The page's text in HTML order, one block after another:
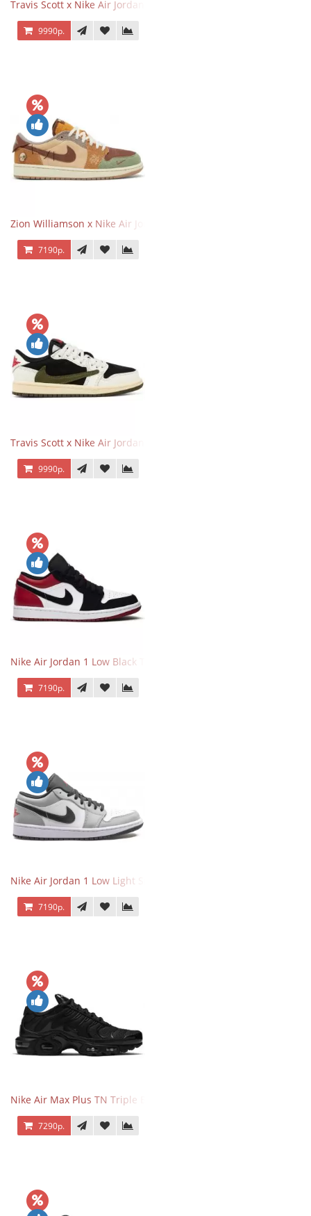
Travis Scott x Nike Air Jordan 1 Retro Low OG SP Black Phantom
9990р.
Zion Williamson x Nike Air Jordan 1 Retro Low OG Voodoo
7190р.
Travis Scott x Nike Air Jordan 1 Retro Low OG SP Olive
9990р.
Nike Air Jordan 1 Low Black Toe
7190р.
Nike Air Jordan 1 Low Light Smoke Grey
7190р.
Nike Air Max Plus TN Triple Black
7290р.